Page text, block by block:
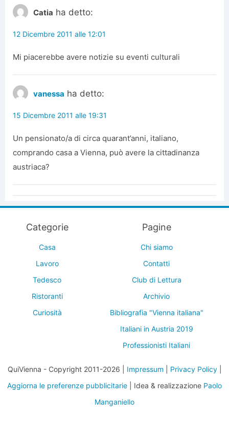
Catia ha detto:
12 Dicembre 2011 alle 12:01
Mi piacerebbe avere notizie su eventi culturali
vanessa ha detto:
15 Dicembre 2011 alle 19:31
Un pensionato/a di circa quarant’anni, italiano,
comprando casa a Vienna, può avere la cittadinanza
austriaca?
Categorie
Casa
Lavoro
Tedesco
Ristoranti
Curiosità
Pagine
Chi siamo
Contatti
Club di Lettura
Archivio
Bibliografia "Vienna italiana"
Italiani in Austria 2019
Professionisti Italiani
QuiVienna - Copyright 2011-2026 | Impressum Privacy Policy|
Aggiorna le preferenze pubblicitarie | Idea & realizzazione Paolo
Manganiello